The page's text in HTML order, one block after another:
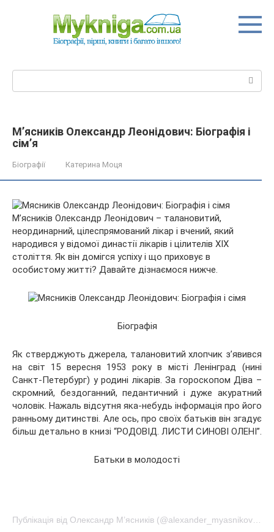
М’ясників Олександр Леонідович: Біографія і
сім’я
Біографії Катерина Моця
М’ясників Олександр Леонідович – талановитий,
неординарний, цілеспрямований лікар і вчений, який
народився у відомої династії лікарів і цілителів XIX
століття. Як він домігся успіху і що приховує в
особистому житті? Давайте дізнаємося нижче.
Біографія
Як стверджуютьджерела, талановитий хлопчик з’явився
на світ 15 вересня 1953 року в місті Ленінград (нині
Санкт-Петербург) у родині лікарів. За гороскопом Діва –
скромний, бездоганний, педантичний і дуже акуратний
чоловік. Нажаль відсутня яка-небудь інформація про його
ранньому дитинстві. Але ось, про своїх батьків він згадує
більш детально в книзі “РОДОВІД. ЛИСТИ СИНОВІ ОЛЕНІ”.
Батьки в молодості